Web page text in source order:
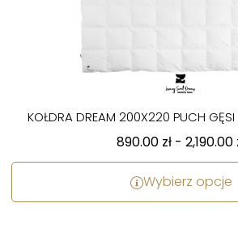
KOŁDRA DREAM 200X220 PUCH
890.00 zł - 2,190.00
Wybierz opcje